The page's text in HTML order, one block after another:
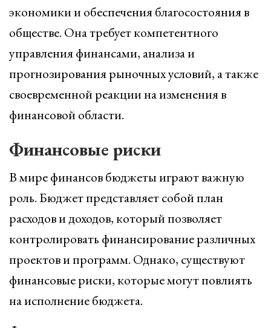
экономики и обеспечения благосостояния в
обществе. Она требует компетентного
управления финансами, анализа и
прогнозирования рыночных условий, а также
своевременной реакции на изменения в
финансовой области.
Финансовые риски
В мире финансов бюджеты играют важную
роль. Бюджет представляет собой план
расходов и доходов, который позволяет
контролировать финансирование различных
проектов и программ. Однако, существуют
финансовые риски, которые могут повлиять
на исполнение бюджета.